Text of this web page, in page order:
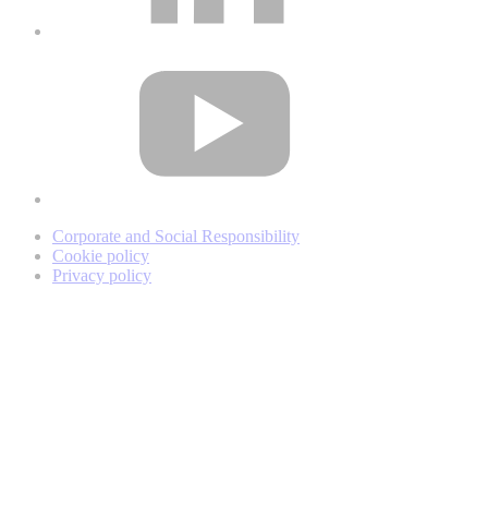
Corporate and Social Responsibility
Cookie policy
Privacy policy